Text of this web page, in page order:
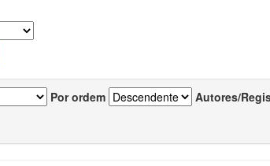
Por ordem Autores/